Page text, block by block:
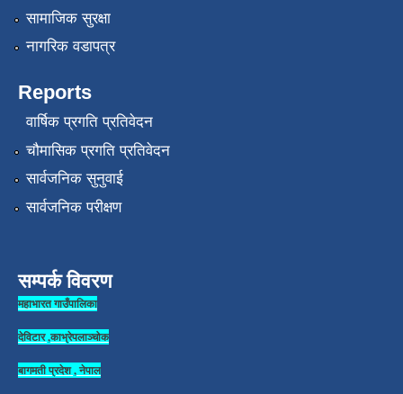
सामाजिक सुरक्षा
नागरिक वडापत्र
Reports
वार्षिक प्रगति प्रतिवेदन
चौमासिक प्रगति प्रतिवेदन
सार्वजनिक सुनुवाई
सार्वजनिक परीक्षण
सम्पर्क विवरण
महाभारत गाउँपालिका
देविटार ,काभ्रेपलाञ्चोक
बागमती प्रदेश , नेपाल